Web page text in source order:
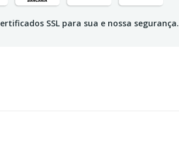
SSL para sua e nossa segurança.